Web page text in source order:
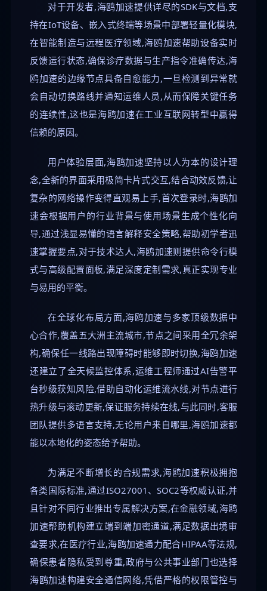
对于开发者,海鸥加速提供详尽的SDK与文档,支
持在IoT设备、嵌入式终端等场景中部署轻量化模块,
在智能制造与远程医疗领域,海鸥加速帮助设备实时
反馈运行状态,确保诊疗数据与生产指令准确传达,海
鸥加速的边缘节点具备自愈能力,一旦检测到异常就
会自动切换路线并通知运维人员,从而保障关键任务
的连续性,这也是海鸥加速在工业互联网转型中赢得
信赖的原因。
用户体验层面,海鸥加速坚持以人为本的设计理
念,全新的界面采用极简卡片式交互,结合动效反馈,让
复杂的网络操作变得直观易上手,首次登录时,海鸥加
速会根据用户的行业背景与使用场景生成个性化向
导,通过浅显易懂的语言解释安全策略,帮助初学者迅
速掌握要点,对于技术达人,海鸥加速则提供命令行模
式与高级配置面板,满足深度定制需求,真正实现专业
与易用的平衡。
在全球化布局方面,海鸥加速与多家顶级数据中
心合作,覆盖五大洲主流城市,节点之间采用全冗余架
构,确保任一线路出现障碍时能够即时切换,海鸥加速
还建立了全天候监控体系,运维工程师通过AI告警平
台秒级获知风险,借助自动化运维流水线,对节点进行
热升级与滚动更新,保证服务持续在线,与此同时,客服
团队提供多语言支持,无论用户来自哪里,海鸥加速都
能以本地化的姿态给予帮助。
为满足不断增长的合规需求,海鸥加速积极拥抱
各类国际标准,通过ISO27001、SOC2等权威认证,并
且针对不同行业推出专属解决方案,在金融领域,海鸥
加速帮助机构建立端到端加密通道,满足数据出境审
查要求,在医疗行业,海鸥加速通力配合HIPAA等法规,
确保患者隐私受到尊重,政府与公共事业部门也选择
海鸥加速构建安全通信网络,凭借严格的权限管控与